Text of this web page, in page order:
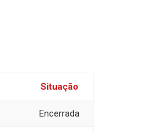
Situação
Encerrada